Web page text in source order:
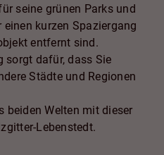
seine grünen Parks und
einen kurzen Spaziergang
entfernt sind.
sorgt dafür, dass Sie
Städte und Regionen
beiden Welten mit dieser
Lebenstedt.